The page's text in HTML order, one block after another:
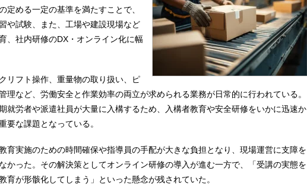
定める一定の基準を満たすことで、
や試験、また、工場や建設現場など
、社内研修のDX・オンライン化に幅
リフト操作、重量物の取り扱い、ピ
理など、労働安全と作業効率の両立が求められる業務が日常的に行われている。
就労者や派遣社員が大量に入構するため、入構者教育や安全研修をいかに迅速か
要な課題となっている。
育実施のための時間確保や指導員の手配が大きな負担となり、現場運営に支障を
かった。その解決策としてオンライン研修の導入が進む一方で、「受講の実態を
育が形骸化してしまう」といった懸念が残されていた。